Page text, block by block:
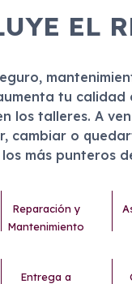
EL
tu calidad
los talleres. A
cambiar o
más punteros
Reparación y
Mantenimiento
Entrega a